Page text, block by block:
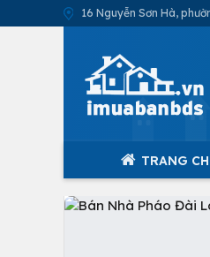
16 Nguyễn Sơn Hà,
TRANG